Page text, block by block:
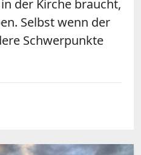
der Kirche braucht,
Selbst wenn der
Schwerpunkte